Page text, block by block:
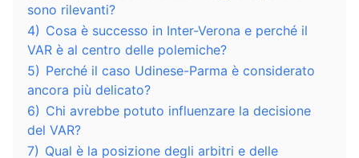
sono rilevanti?
4) Cosa è successo in Inter-Verona e perché il
VAR è al centro delle polemiche?
5) Perché il caso Udinese-Parma è considerato
ancora più delicato?
6) Chi avrebbe potuto influenzare la decisione
del VAR?
7) Qual è la posizione degli arbitri e delle